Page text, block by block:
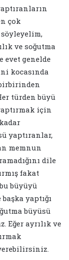
çok
ve soğutma
evet genelde
kocasında
türden büyü
için
yaptıranlar,
memnun
dile
fakat
büyüyü
yaptığı
büyüsü
Eğer ayrılık ve